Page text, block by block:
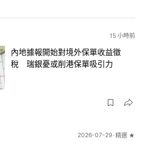
15 小時前
內地據報開始對境外保單收益徵
稅 瑞銀憂或削港保單吸引力
2026-07-29 精選 ★